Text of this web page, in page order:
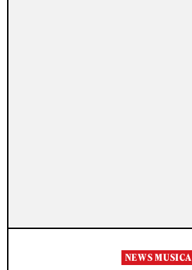
NEWS MUSICA